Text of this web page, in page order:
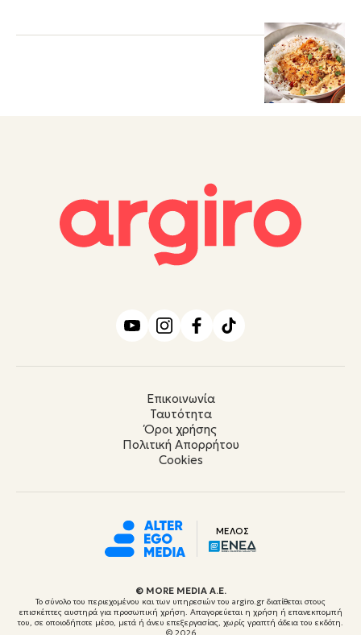
Επικοινωνία
Ταυτότητα
Όροι χρήσης
Πολιτική Απορρήτου
Cookies
ΜΕΛΟΣ
© ΜORE MEDIA Α.Ε.
Το σύνολο του περιεχομένου και των υπηρεσιών του argiro.gr διατίθεται στους
επισκέπτες αυστηρά για προσωπική χρήση. Απαγορεύεται η χρήση ή επανεκπομπή
του, σε οποιοδήποτε μέσο, μετά ή άνευ επεξεργασίας, χωρίς γραπτή άδεια του εκδότη.